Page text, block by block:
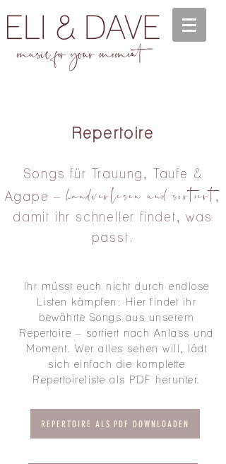
Repertoire
Songs für Trauung, Taufe &
Agape – handverlesen und sortiert,
damit ihr schneller findet, was
passt.
Ihr müsst euch nicht durch endlose
Listen kämpfen: Hier findet ihr
bewährte Songs aus unserem
Repertoire – sortiert nach Anlass und
Moment. Wer alles sehen will, lädt
sich einfach die komplette
Repertoireliste als PDF herunter.
REPERTOIRE ALS PDF DOWNLOADEN